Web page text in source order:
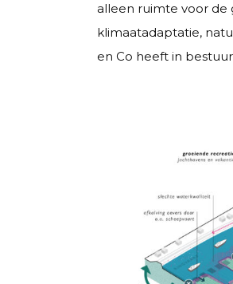
alleen ruimte voor de
klimaatadaptatie,
en Co heeft in